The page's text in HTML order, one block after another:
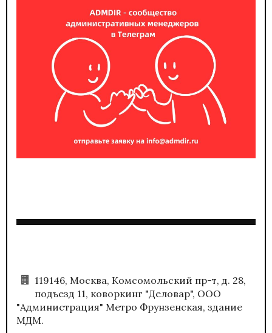
119146, Москва, Комсомольский пр-т, д. 28,
подъезд 11, коворкинг "Деловар", ООО
"Администрация" Метро Фрунзенская, здание
МДМ.